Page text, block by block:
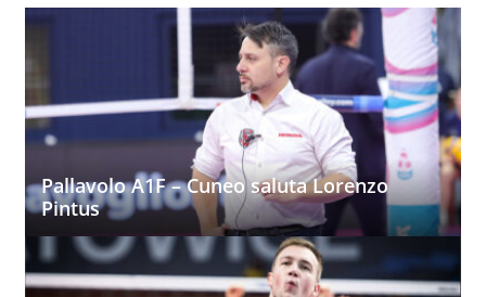
Pallavolo A1F – Cuneo saluta Lorenzo
Pintus